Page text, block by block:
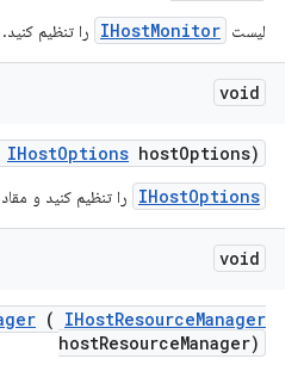
لیست IHostMonitor را تنظیم کنید.
void
IHostOptions hostOptions)
IHostOptions
را تنظیم کنید و
void
( IHostResourceManager
hostResourceManager)